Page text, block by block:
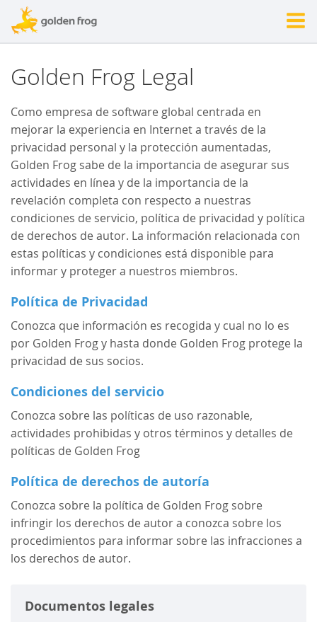
Golden Frog Legal
Como empresa de software global centrada en
mejorar la experiencia en Internet a través de la
privacidad personal y la protección aumentadas,
Golden Frog sabe de la importancia de asegurar sus
actividades en línea y de la importancia de la
revelación completa con respecto a nuestras
condiciones de servicio, política de privacidad y política
de derechos de autor. La información relacionada con
estas políticas y condiciones está disponible para
informar y proteger a nuestros miembros.
Política de Privacidad
Conozca que información es recogida y cual no lo es
por Golden Frog y hasta donde Golden Frog protege la
privacidad de sus socios.
Condiciones del servicio
Conozca sobre las políticas de uso razonable,
actividades prohibidas y otros términos y detalles de
políticas de Golden Frog
Política de derechos de autoría
Conozca sobre la política de Golden Frog sobre
infringir los derechos de autor a conozca sobre los
procedimientos para informar sobre las infracciones a
los derechos de autor.
Documentos legales